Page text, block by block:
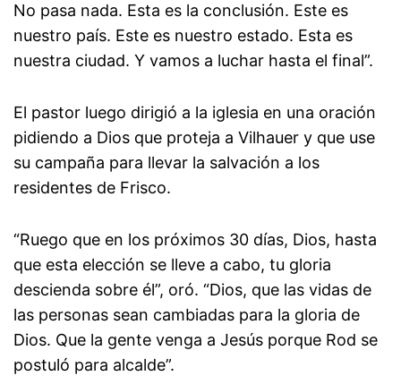
No pasa nada. Esta es la conclusión. Este es
nuestro país. Este es nuestro estado. Esta es
nuestra ciudad. Y vamos a luchar hasta el final”.
El pastor luego dirigió a la iglesia en una oración
pidiendo a Dios que proteja a Vilhauer y que use
su campaña para llevar la salvación a los
residentes de Frisco.
“Ruego que en los próximos 30 días, Dios, hasta
que esta elección se lleve a cabo, tu gloria
descienda sobre él”, oró. “Dios, que las vidas de
las personas sean cambiadas para la gloria de
Dios. Que la gente venga a Jesús porque Rod se
postuló para alcalde”.